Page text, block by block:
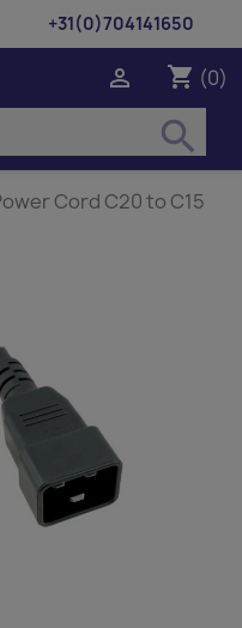
+31(0)704141650
shopping_cart (0)

search
Cord C20 to C15